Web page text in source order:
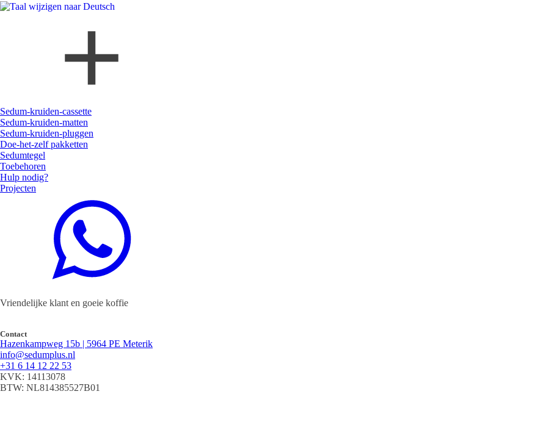
Sedum-kruiden-cassette
Sedum-kruiden-matten
Sedum-kruiden-pluggen
Doe-het-zelf pakketten
Sedumtegel
Toebehoren
Hulp nodig?
Projecten
Vriendelijke klant en goeie koffie
Contact
Hazenkampweg 15b | 5964 PE Meterik
info@sedumplus.nl
+31 6 14 12 22 53
KVK: 14113078
BTW: NL814385527B01